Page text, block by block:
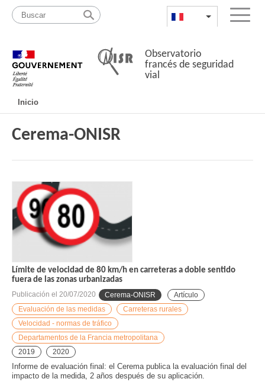
Pasar
contenido
Mapa
web
List additional
Menu
Observatorio
francés de seguridad
vial
principale
Inicio
Cerema-ONISR
Límite de velocidad de 80 km/h en carreteras a doble sentido
fuera de las zonas urbanizadas
Publicación el 20/07/2020 Cerema-ONISR
Artículo
Evaluación de las medidas
Carreteras rurales
Velocidad - normas de tráfico
Departamentos de la Francia metropolitana
2019
2020
Informe de evaluación final: el Cerema publica la evaluación final del
impacto de la medida, 2 años después de su aplicación.